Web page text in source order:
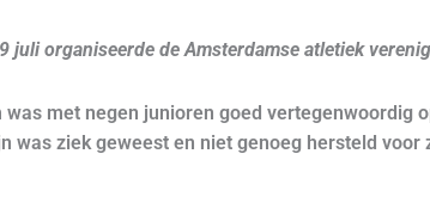
juli organiseerde de Amsterdamse atletiek
was met negen junioren goed vertegenwoordig
was ziek geweest en niet genoeg hersteld voor